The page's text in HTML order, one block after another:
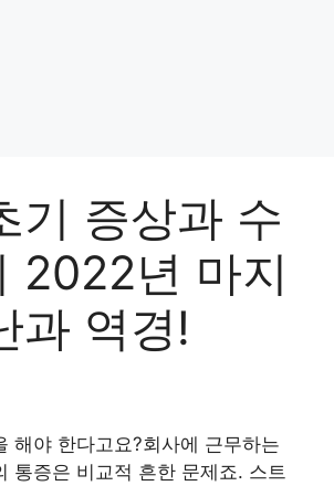
기 증상과 수
2022년 마지
과 역경!
해야 한다고요?회사에 근무하는
통증은 비교적 흔한 문제죠. 스트